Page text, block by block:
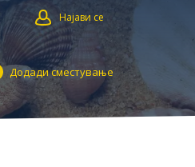
Најави се
Додади сместување